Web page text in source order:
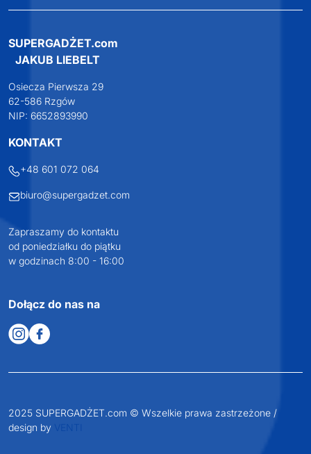
SUPERGADŻET.com
JAKUB LIEBELT
Osiecza Pierwsza 29
62-586 Rzgów
NIP: 6652893990
KONTAKT
+48 601 072 064
biuro@supergadzet.com
Zapraszamy do kontaktu
od poniedziałku do piątku
w godzinach 8:00 - 16:00
Dołącz do nas na
2025 SUPERGADŻET.com © Wszelkie prawa zastrzeżone /
design by VENTI